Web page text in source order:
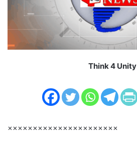
l
Think 4 Unity
××××××××××××××××××××××